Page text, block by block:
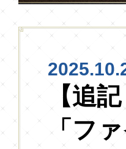
【追
「フ